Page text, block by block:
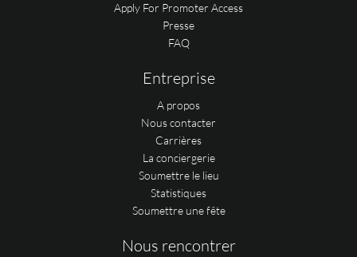
Apply For Promoter Access
Presse
FAQ
Entreprise
A propos
Nous contacter
Carrières
La conciergerie
Soumettre le lieu
Statistiques
Soumettre une fête
Nous rencontrer